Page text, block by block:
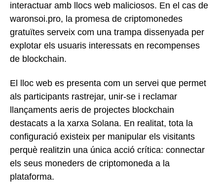
interactuar amb llocs web maliciosos. En el cas de
waronsoi.pro, la promesa de criptomonedes
gratuïtes serveix com una trampa dissenyada per
explotar els usuaris interessats en recompenses
de blockchain.
El lloc web es presenta com un servei que permet
als participants rastrejar, unir-se i reclamar
llançaments aeris de projectes blockchain
destacats a la xarxa Solana. En realitat, tota la
configuració existeix per manipular els visitants
perquè realitzin una única acció crítica: connectar
els seus moneders de criptomoneda a la
plataforma.